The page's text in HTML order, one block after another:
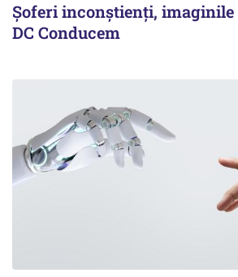
Şoferi inconştienţi,
DC Conducem